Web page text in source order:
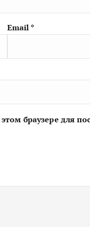
Email *
браузере для